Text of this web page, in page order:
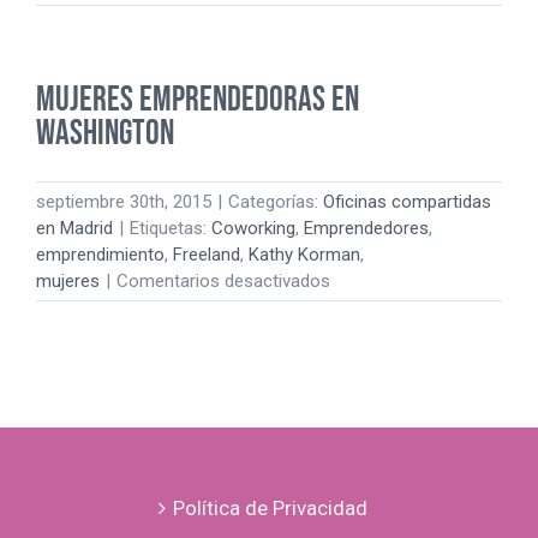
¿No
dónde
empezar
Consejos
para
Mujeres
Emprendedoras
Mujeres emprendedoras en
Washington
septiembre 30th, 2015 | Categorías: Oficinas compartidas
en Madrid | Etiquetas: Coworking, Emprendedores,
emprendimiento, Freeland, Kathy Korman,
mujeres | Comentarios desactivados
Mujeres
Política de Privacidad